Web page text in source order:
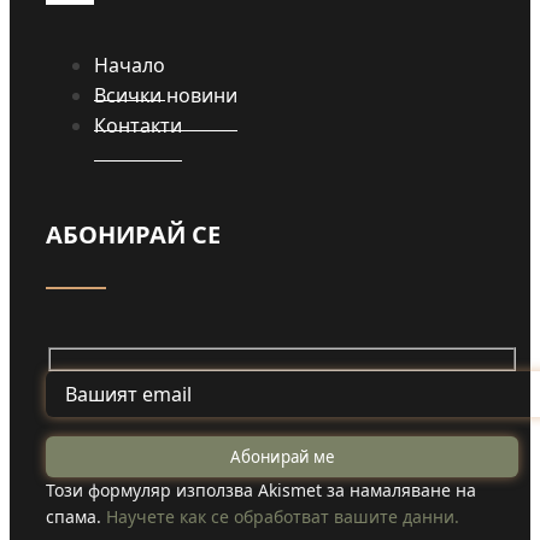
Начало
Всички новини
Контакти
АБОНИРАЙ СЕ
Този формуляр използва Akismet за намаляване на
спама. Научете как се обработват вашите данни.